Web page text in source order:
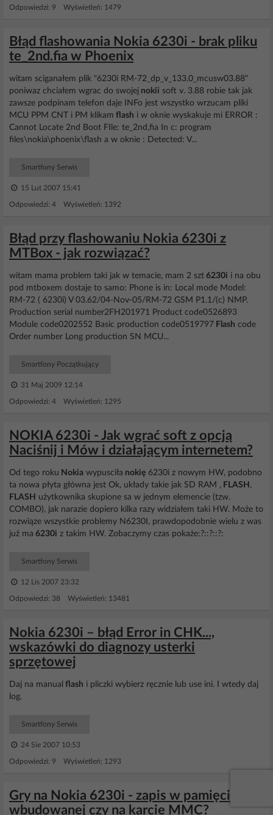
Odpowiedzi: 9 Wyświetleń: 1479
Błąd flashowania Nokia 6230i - brak pliku
te_2nd.fia w Phoenix
witam sciganałem plik "6230i RM-72_dp_v_133.0_mcusw03.88"
poniwaz chciałem wgrac do swojej nokii soft v. 3.88 robie tak jak
zawsze podpinam telefon daje INFo jest wszystko wrzucam pliki
MCU PPM CNT i PM klikam flash i w oknie wyskakuje mi ERROR :
Cannot Locate 2nd Boot FIle: te_2nd,fia In c: program
files\nokia\phoenix\flash a w oknie : Detected: V...
Smartfony Serwis
15 Lut 2007 15:41
Odpowiedzi: 4 Wyświetleń: 1392
Błąd przy flashowaniu Nokia 6230i z
MTBox - jak rozwiązać?
witam mama problem taki jak w temacie, mam 2 szt 6230i i na obu
pod mtboxem dostaje to samo: Phone is in: Local mode Model:
RM-72 ( 6230i) V 03.62/04-Nov-05/RM-72 GSM P1.1/(c) NMP.
Production serial number2FH201971 Product code0526893
Module code0202552 Basic production code0519797 Flash code
Order number Long production SN MCU...
Smartfony Początkujący
31 Maj 2009 12:14
Odpowiedzi: 4 Wyświetleń: 1295
NOKIA 6230i - Jak wgrać soft z opcją
Naciśnij i Mów i działającym internetem?
Od tego roku Nokia wypusciła nokię 6230i z nowym HW, podobno
ta nowa płyta główna jest Ok, układy takie jak SD RAM , FLASH ,
FLASH użytkownika skupione sa w jednym elemencie (tzw.
COMBO), jak narazie dopiero kilka razy widziałem taki HW. Może to
rozwiąze wszystkie problemy N6230I, prawdopodobnie wielu z was
już ma 6230i z takim HW. Zobaczymy czas pokaże:?::?::?:
Smartfony Serwis
12 Lis 2007 23:32
Odpowiedzi: 38 Wyświetleń: 13481
Nokia 6230i – błąd Error in CHK...,
wskazówki do diagnozy usterki
sprzętowej
Daj na manual flash i pliczki wybierz ręcznie lub use ini. I wtedy daj
log.
Smartfony Serwis
24 Sie 2007 10:53
Odpowiedzi: 9 Wyświetleń: 1293
Gry na Nokia 6230i - zapis w pamięci
wbudowanej czy na karcie MMC?